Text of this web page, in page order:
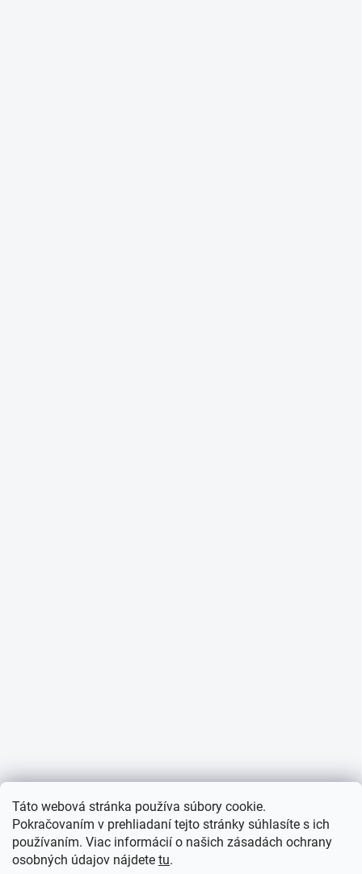
Táto webová stránka používa súbory cookie.
Pokračovaním v prehliadaní tejto stránky súhlasíte s ich
používaním. Viac informácií o našich zásadách ochrany
osobných údajov nájdete tu.